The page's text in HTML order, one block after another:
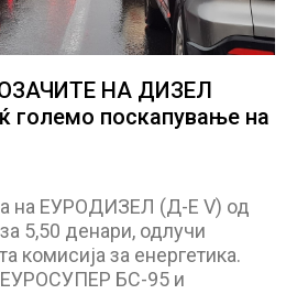
НА ДИЗЕЛ
големо поскапување на
на ЕУРОДИЗЕЛ (Д-Е V) од
5,50 денари, одлучи
комисија за енергетика.
ЕУРОСУПЕР БС-95 и